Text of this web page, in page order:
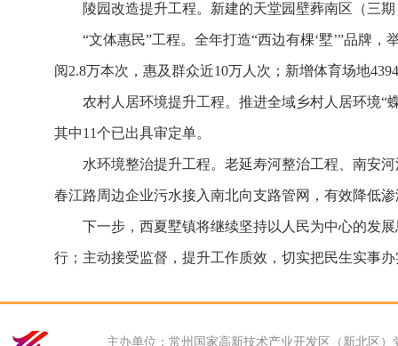
陵园改造提升工程。 新建的天堂园壁葬南区（三
“文体惠民”工程。 全年打造“西边有棵‘墅’”品牌
阅2.8万本次，惠及群众近10万人次；新增体育场地
农村人居环境提升工程。 推进全域乡村人居环境“
其中11个已出具审定单。
水环境整治提升工程。 老延寿河整治工程、南安
春江路周边企业污水接入南北向支路管网，有效降低
下一步，西夏墅镇将继续坚持以人民为中心的发
行；主动接受监督，提升工作质效，切实把民生实事
主办单位：常州国家高新技术产业开发区（新北区）